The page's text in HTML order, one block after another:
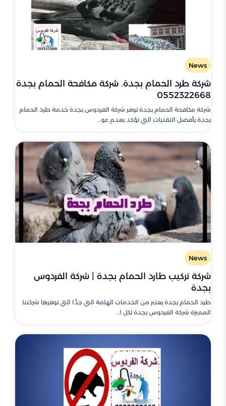
News
شركة طرد الحمام بجدة. شركة مكافحة الحمام بجدة
0552322668
شركة مكافحة الحمام بجدة توفر شركة الفردوس بجدة خدمة طرد الحمام
بجدة بأفضل التقنيات التي تؤكد بعدم عو..
News
شركة تركيب طارد الحمام بجدة | شركة الفردوس
بجدة
طرد الحمام بجدة يعتبر من الخدمات الهامة التي جدًا التي توفرها شركتنا
المميزة شركة الفردوس بجدة لكل ا..